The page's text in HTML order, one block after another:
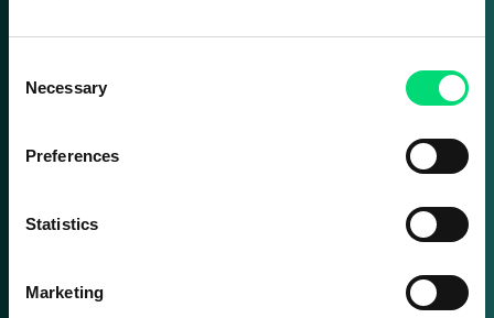
Selection
Necessary
Preferences
Statistics
Marketing